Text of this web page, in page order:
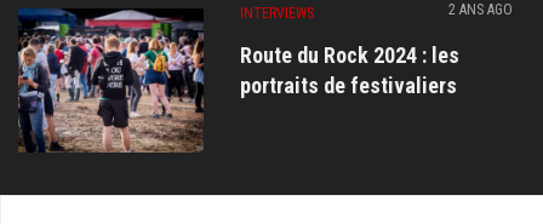
INTERVIEWS 2 ANS AGO
Route du Rock 2024 : les
portraits de festivaliers